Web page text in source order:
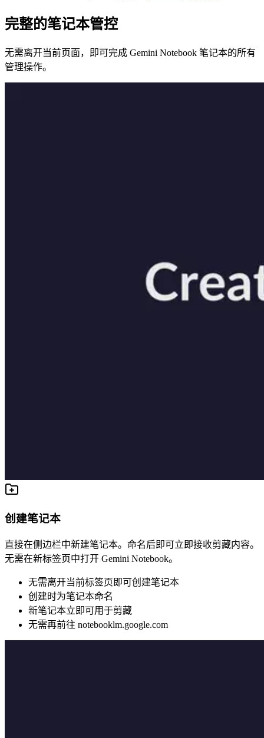
完整的笔记本管控
无需离开当前页面，即可完成 Gemini Notebook 笔记本的所有
管理操作。
创建笔记本
直接在侧边栏中新建笔记本。命名后即可立即接收剪藏内容。
无需在新标签页中打开 Gemini Notebook。
无需离开当前标签页即可创建笔记本
创建时为笔记本命名
新笔记本立即可用于剪藏
无需再前往 notebooklm.google.com